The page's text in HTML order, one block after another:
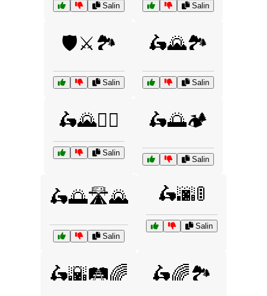
Salin Salin
🛡️⚔️🏞️
Salin
🛵🌄🏞️
Salin
🛵🌄🚵‍♀️
Salin
🛵🌅🏕️
Salin
🛵🌅🛣️🌄
Salin
🛵🌆🚦
Salin
🛵🌇🛤️🌈 🛵🌈🏞️